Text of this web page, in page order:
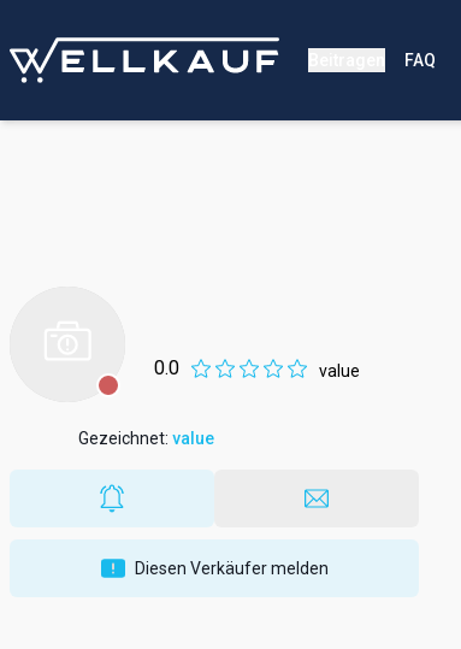
FAQ
0.0 value
Gezeichnet: value
Diesen Verkäufer melden